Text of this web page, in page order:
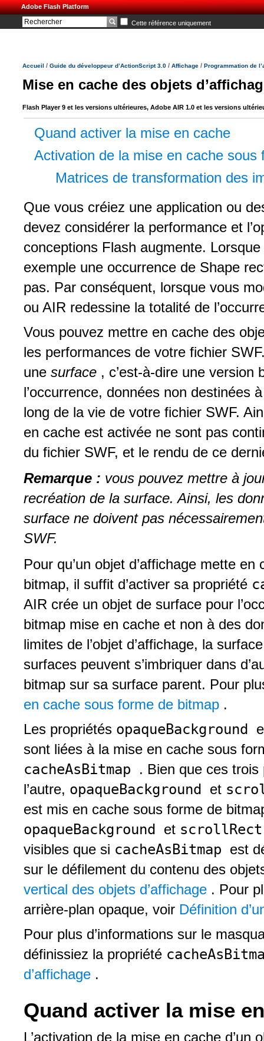
Adobe Flash Platform
Cette référence uniquement
Accueil / Guide du développeur d’ActionScript 3.0 / Affichage / Programmation de
Mise en cache des objets
Flash Player 9 et les versions ultérieures, Adobe AIR 1.0 et les versions
Quand activer la mise en cache
Activation de la mise en cache sous
Matrices de transformation des
Que vous créiez une application ou
devez considérer la performance et
conceptions Flash augmente.
exemple une occurrence de Shape
pas. Par conséquent, lorsque vous
ou AIR redessine la totalité de
Vous pouvez mettre en cache des
les performances de votre fichier
une surface , c’est-à-dire une version
l’occurrence, données non destinées
long de la vie de votre fichier SWF.
en cache est activée ne sont pas
du fichier SWF, et le rendu de ce
Remarque : vous pouvez mettre à
recréation de la surface. Ainsi, les
surface ne doivent pas
SWF.
Pour qu’un objet d’affichage mette
bitmap, il suffit d’activer sa propriété
AIR crée un objet de surface pour
bitmap mise en cache et non à des
limites de l’objet d’affichage, la
surfaces peuvent s’imbriquer dans
bitmap sur sa surface parent. Pour
en cache sous forme de bitmap .
Les propriétés opaqueBackground
sont liées à la mise en cache sous
cacheAsBitmap
. Bien que ces trois
l’autre, opaqueBackground et
est mis en cache sous forme de
opaqueBackground et
visibles que si cacheAsBitmap est
sur le défilement du contenu des
vertical des objets d’affichage . Pour
arrière-plan opaque, voir Définition
Pour plus d’informations sur le
définissiez la propriété
d’affichage .
Quand activer la mise
L’activation de la mise en cache d’un